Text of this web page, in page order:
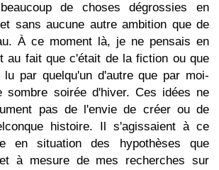
de choses dégrossies en
sans aucune autre ambition que de
À ce moment là, je ne pensais en
au fait que c'était de la fiction ou que
par quelqu'un d'autre que par moi-
sombre soirée d'hiver. Ces idées ne
pas de l'envie de créer ou de
histoire. Il s'agissaient à ce
en situation des hypothèses que
à mesure de mes recherches sur